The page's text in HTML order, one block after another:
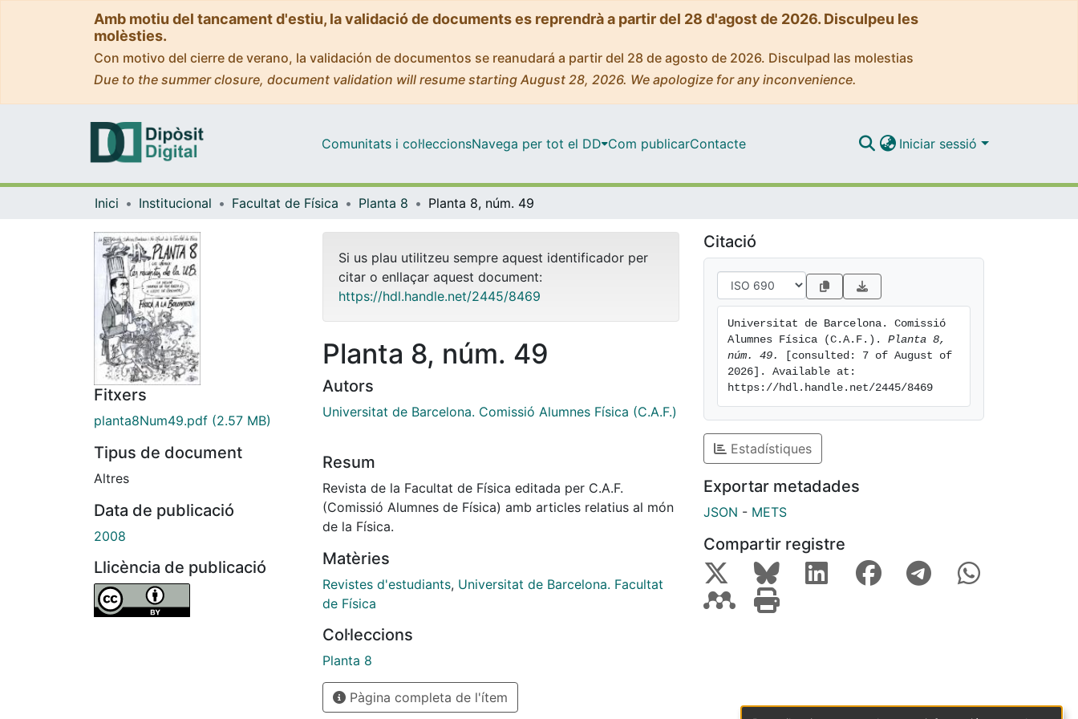
Amb motiu del tancament d'estiu, la validació de documents es reprendrà a partir del 28 d'agost de 2026. Disculpeu les
molèsties.
Con motivo del cierre de verano, la validación de documentos se reanudará a partir del 28 de agosto de 2026. Disculpad las molestias
Due to the summer closure, document validation will resume starting August 28, 2026. We apologize for any inconvenience.
Comunitats i col·leccionsNavega per tot el DD Com publicarContacte Iniciar sessió
Inici Institucional Facultat de Física Planta 8 Planta 8, núm. 49
Fitxers
planta8Num49.pdf (2.57 MB)
Tipus de document
Altres
Data de publicació
2008
Llicència de publicació
Si us plau utilitzeu sempre aquest identificador per
citar o enllaçar aquest document:
https://hdl.handle.net/2445/8469
Planta 8, núm. 49
Autors
Universitat de Barcelona. Comissió Alumnes Física (C.A.F.)
Resum
Revista de la Facultat de Física editada per C.A.F.
(Comissió Alumnes de Física) amb articles relatius al món
de la Física.
Matèries
Revistes d'estudiants, Universitat de Barcelona. Facultat
de Física
Col·leccions
Planta 8
Pàgina completa de l'ítem
Citació
Universitat de Barcelona. Comissió
Alumnes Física (C.A.F.). Planta 8,
núm. 49.
[consulted: 7 of August of
2026]. Available at:
https://hdl.handle.net/2445/8469
Estadístiques
Exportar metadades
JSON - METS
Compartir registre